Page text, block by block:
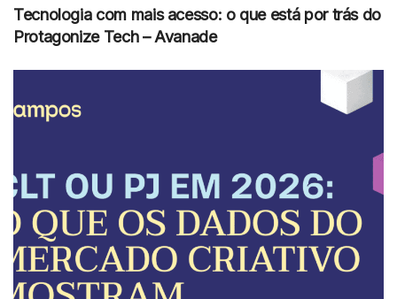
Tecnologia com mais acesso: o que está por trás do
Protagonize Tech – Avanade